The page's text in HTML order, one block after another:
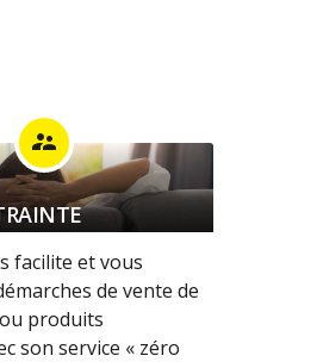
supervisor_account
facilite et vous
de vente de
produits
son service « zéro